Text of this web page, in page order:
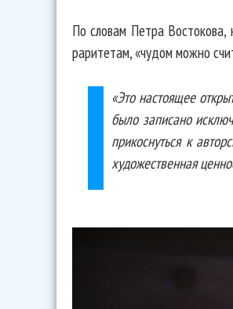
По словам Петра Востокова,
раритетам, «чудом можно
«Это настоящее
было записано
прикоснуться к
художественная